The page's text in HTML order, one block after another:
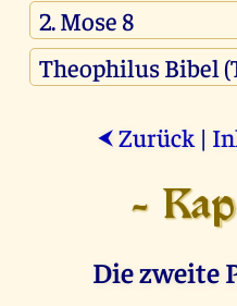
⮜ Zurück |
-
Die zweite